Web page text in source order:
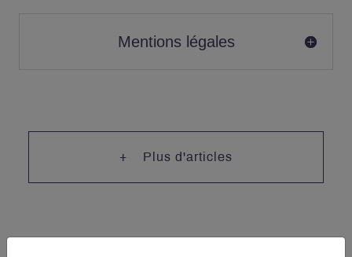
Plus d'articles
Mentions légales